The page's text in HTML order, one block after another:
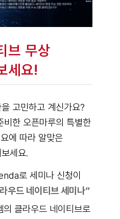
브 무상
세요!
고민하고 계신가요?
비한 오픈마루의 특별한
에 따라 알맞은
세요.
로 세미나 신청이
우드 네이티브 세미나”
클라우드 네이티브로